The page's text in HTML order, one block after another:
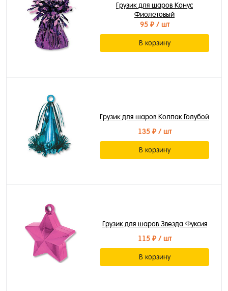
Грузик для шаров Конус
Фиолетовый
95 ₽/ шт
В корзину
Грузик для шаров Колпак Голубой
135 ₽/ шт
В корзину
Грузик для шаров Звезда Фуксия
115 ₽/ шт
В корзину